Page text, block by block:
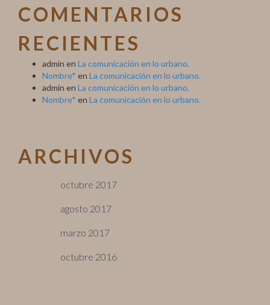
COMENTARIOS
RECIENTES
admin en La comunicación en lo urbano.
Nombre* en La comunicación en lo urbano.
admin en La comunicación en lo urbano.
Nombre* en La comunicación en lo urbano.
ARCHIVOS
octubre 2017
agosto 2017
marzo 2017
octubre 2016